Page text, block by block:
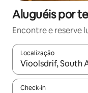
Aluguéis por
Encontre e reserve
Localização
Quando os
Check-in